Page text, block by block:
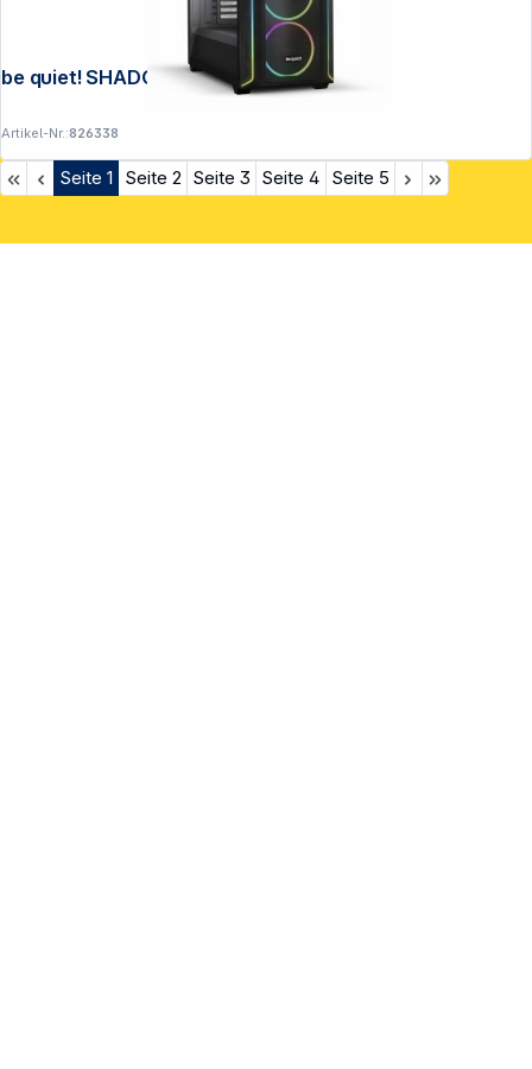
be quiet! SHADOW BASE 800 FX Black
Artikel-Nr.:826338
Seite 1 Seite 2 Seite 3 Seite 4 Seite 5